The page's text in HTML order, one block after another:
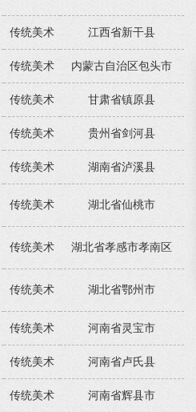
传统美术 江西省新干县
传统美术 内蒙古自治区包头市
传统美术 甘肃省镇原县
传统美术 贵州省剑河县
传统美术 湖南省泸溪县
传统美术 湖北省仙桃市
传统美术 湖北省孝感市孝南区
传统美术 湖北省鄂州市
传统美术 河南省灵宝市
传统美术 河南省卢氏县
传统美术 河南省辉县市